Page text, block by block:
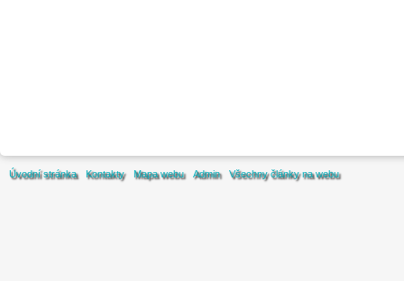
Úvodní stránka Kontakty Mapa webu Admin Všechny články na webu